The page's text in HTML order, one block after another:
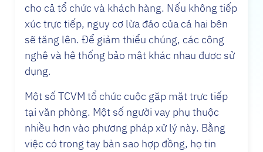
cho cả tổ chức và khách hàng. Nếu không tiếp
xúc trực tiếp, nguy cơ lừa đảo của cả hai bên
sẽ tăng lên. Để giảm thiểu chúng, các công
nghệ và hệ thống bảo mật khác nhau được sử
dụng.
Một số TCVM tổ chức cuộc gặp mặt trực tiếp
tại văn phòng. Một số người vay phụ thuộc
nhiều hơn vào phương pháp xử lý này. Bằng
việc có trong tay bản sao hợp đồng, họ tin